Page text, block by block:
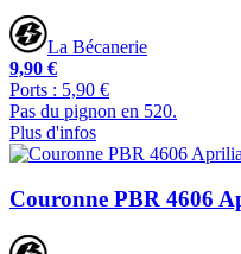
La Bécanerie
9,90 €
Ports : 5,90 €
Pas du pignon en 520.
Plus d'infos
Couronne PBR 4606